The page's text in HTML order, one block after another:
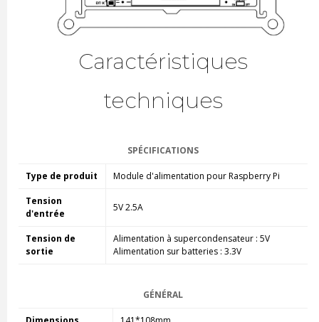
Caractéristiques
techniques
SPÉCIFICATIONS
Type de produit Module d'alimentation pour Raspberry Pi
Tension
d'entrée
5V 2.5A
Tension de
sortie
Alimentation à supercondensateur : 5V
Alimentation sur batteries : 3.3V
GÉNÉRAL